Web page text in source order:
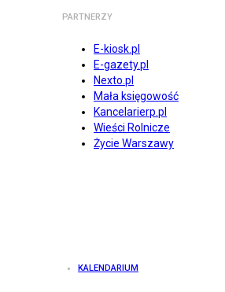
PARTNERZY
E-kiosk.pl
E-gazety.pl
Nexto.pl
Mała księgowość
Kancelarierp.pl
Wieści Rolnicze
Życie Warszawy
KALENDARIUM